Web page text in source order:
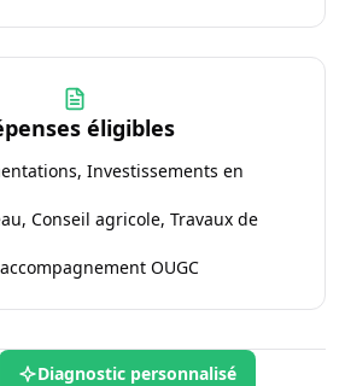
éligibles
Investissements en
Conseil agricole, Travaux de
OUGC
Diagnostic personnalisé